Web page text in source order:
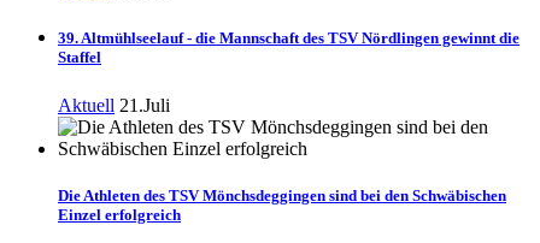
39. Altmühlseelauf - die Mannschaft des TSV Nördlingen gewinnt die
Staffel
Aktuell 21.Juli
Die Athleten des TSV Mönchsdeggingen sind bei den Schwäbischen
Einzel erfolgreich